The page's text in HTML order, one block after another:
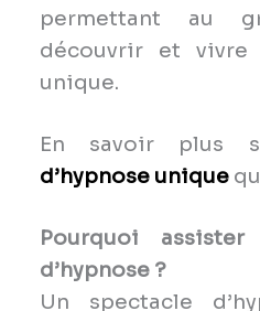
permettant au
découvrir et vivre
unique.
En savoir plus
d’hypnose unique
Pourquoi
d’hypnose ?
Un spectacle